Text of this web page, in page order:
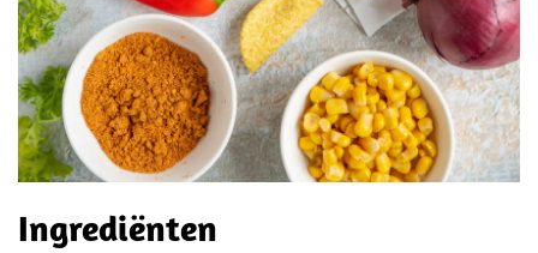
Ingrediënten